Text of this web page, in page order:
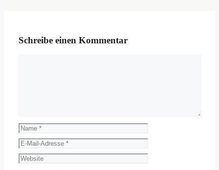
Schreibe einen Kommentar
Name
E-
Mail-
Adresse
Website